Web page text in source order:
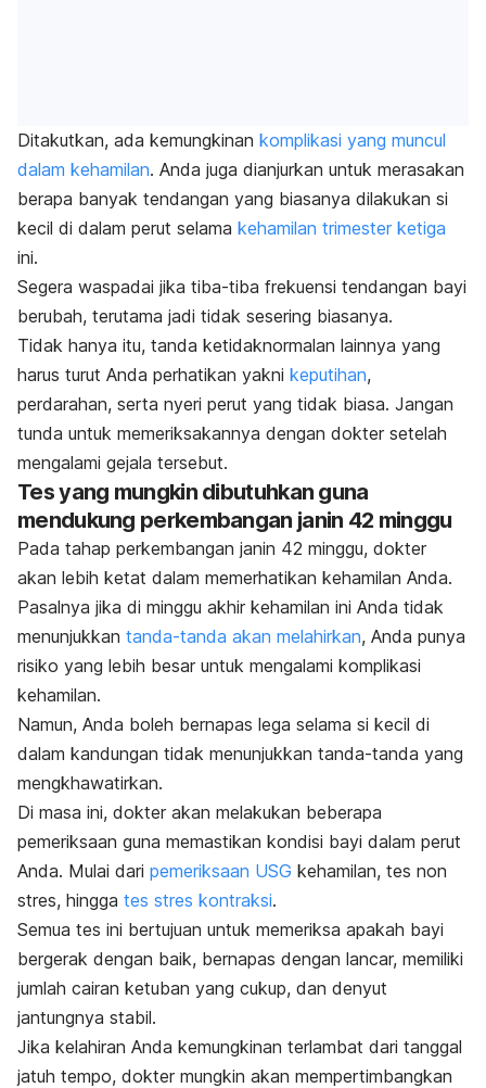
Ditakutkan, ada kemungkinan komplikasi yang muncul
dalam kehamilan. Anda juga dianjurkan untuk merasakan
berapa banyak tendangan yang biasanya dilakukan si
kecil di dalam perut selama kehamilan trimester ketiga
ini.
Segera waspadai jika tiba-tiba frekuensi tendangan bayi
berubah, terutama jadi tidak sesering biasanya.
Tidak hanya itu, tanda ketidaknormalan lainnya yang
harus turut Anda perhatikan yakni keputihan,
perdarahan, serta nyeri perut yang tidak biasa. Jangan
tunda untuk memeriksakannya dengan dokter setelah
mengalami gejala tersebut.
Tes yang mungkin dibutuhkan guna
mendukung perkembangan janin 42 minggu
Pada tahap perkembangan janin 42 minggu, dokter
akan lebih ketat dalam memerhatikan kehamilan Anda.
Pasalnya jika di minggu akhir kehamilan ini Anda tidak
menunjukkan tanda-tanda akan melahirkan, Anda punya
risiko yang lebih besar untuk mengalami komplikasi
kehamilan.
Namun, Anda boleh bernapas lega selama si kecil di
dalam kandungan tidak menunjukkan tanda-tanda yang
mengkhawatirkan.
Di masa ini, dokter akan melakukan beberapa
pemeriksaan guna memastikan kondisi bayi dalam perut
Anda. Mulai dari pemeriksaan USG kehamilan, tes non
stres, hingga tes stres kontraksi.
Semua tes ini bertujuan untuk memeriksa apakah bayi
bergerak dengan baik, bernapas dengan lancar, memiliki
jumlah cairan ketuban yang cukup, dan denyut
jantungnya stabil.
Jika kelahiran Anda kemungkinan terlambat dari tanggal
jatuh tempo, dokter mungkin akan mempertimbangkan